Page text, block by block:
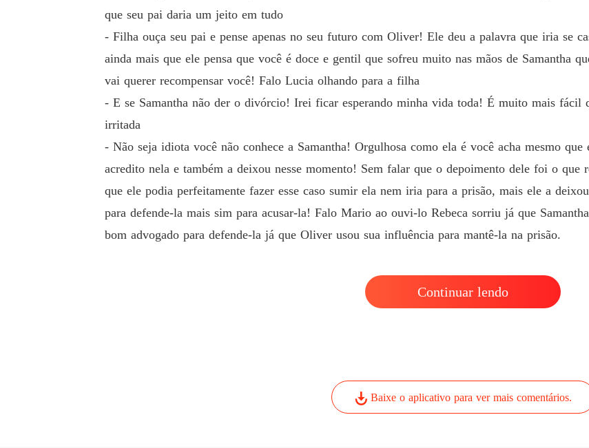
que seu pai daria um jeito em tudo
- Filha ouça seu pai e pense apenas no seu futuro com Oliver! Ele deu a palavra que iria se
ainda mais que ele pensa que você é doce e gentil que sofreu muito nas mãos de Samantha
vai querer recompensar você! Falo Lucia olhando para a filha
- E se Samantha não der o divórcio! Irei ficar esperando minha vida toda! É muito mais fácil
irritada
- Não seja idiota você não conhece a Samantha! Orgulhosa como ela é você acha mesmo
acredito nela e também a deixou nesse momento! Sem falar que o depoimento dele foi o que
que ele podia perfeitamente fazer esse caso sumir ela nem iria para a prisão, mais ele a
para defende-la mais sim para acusar-la! Falo Mario ao ouvi-lo Rebeca sorriu já que
bom advogado para defende-la já que Oliver usou sua influência para mantê-la na prisão.
Continuar lendo
Baixe o aplicativo para ver mais comentários.